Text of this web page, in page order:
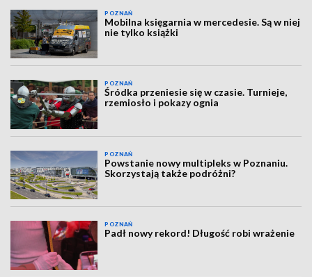
POZNAŃ
Mobilna księgarnia w mercedesie. Są w niej
nie tylko książki
POZNAŃ
Śródka przeniesie się w czasie. Turnieje,
rzemiosło i pokazy ognia
POZNAŃ
Powstanie nowy multipleks w Poznaniu.
Skorzystają także podróżni?
POZNAŃ
Padł nowy rekord! Długość robi wrażenie